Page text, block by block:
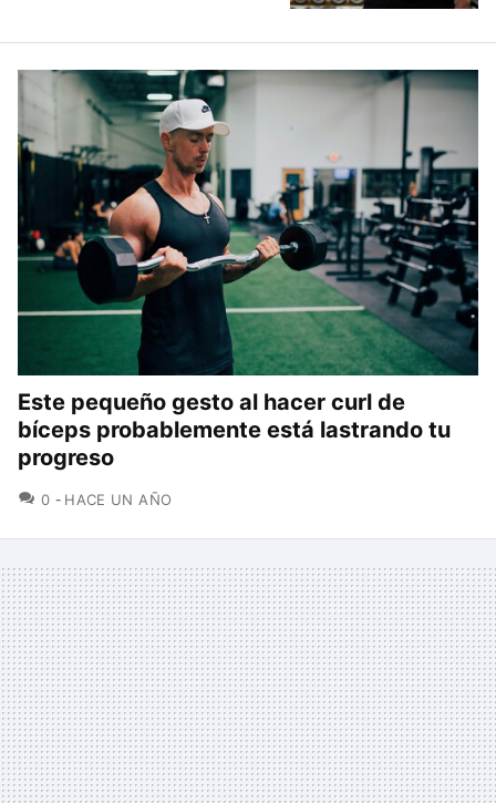
Este pequeño gesto al hacer curl de
bíceps probablemente está lastrando tu
progreso
0 COMENTARIOS
HACE UN AÑO